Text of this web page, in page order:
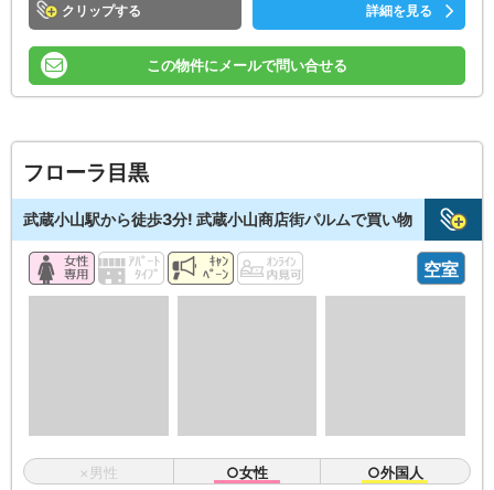
クリップ 詳細を見る
この物件にメールで問い合せる
フローラ目黒
武蔵小山駅から徒歩3分! 武蔵小山商店街パルムで買い物
空室
×男性 ○女性 ○外国人